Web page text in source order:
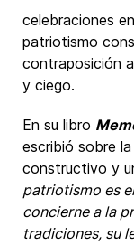
celebraciones
patriotismo
contraposición
y ciego.
En su libro
escribió sobre
constructivo y
patriotismo es
concierne a la
tradiciones, su